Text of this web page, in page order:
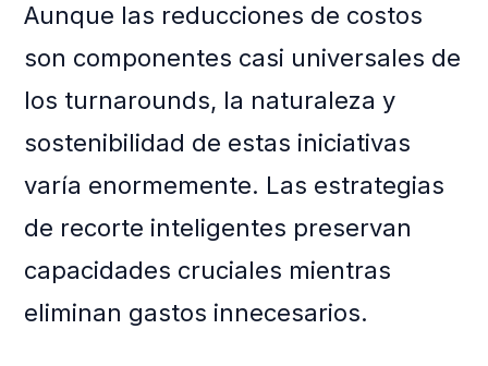
Aunque las reducciones de costos
son componentes casi universales de
los turnarounds, la naturaleza y
sostenibilidad de estas iniciativas
varía enormemente. Las estrategias
de recorte inteligentes preservan
capacidades cruciales mientras
eliminan gastos innecesarios.